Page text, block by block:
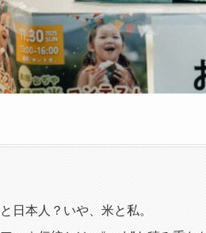
日本人？いや、米と私。